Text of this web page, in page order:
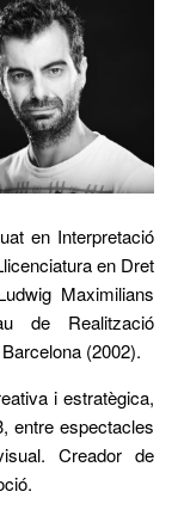
en Interpretació
en Dret
Maximilians
de Realització
(2002).
i estratègica,
entre espectacles
Creador de